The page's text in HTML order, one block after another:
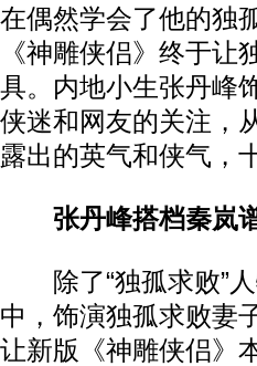
在偶然学会了他的独
《神雕侠侣》终于
具。内地小生张丹峰
侠迷和网友的关注，
露出的英气和侠气，
张丹峰搭档秦岚
除了“独孤求败”人
中，饰演独孤求败妻
让新版《神雕侠侣》